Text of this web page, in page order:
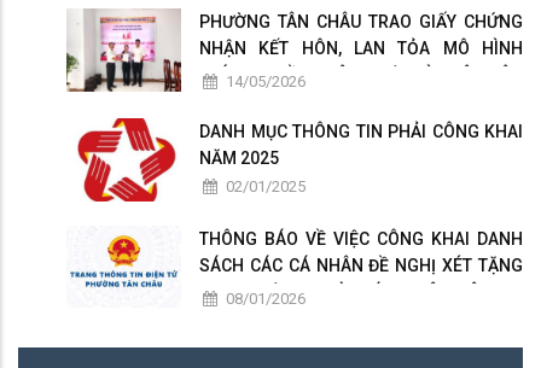
PHƯỜNG TÂN CHÂU TRAO GIẤY CHỨNG
NHẬN KẾT HÔN, LAN TỎA MÔ HÌNH
CHÍNH QUYỀN THÂN THIỆN VÌ NHÂN DÂN
14/05/2026
DANH MỤC THÔNG TIN PHẢI CÔNG KHAI
NĂM 2025
02/01/2025
THÔNG BÁO VỀ VIỆC CÔNG KHAI DANH
SÁCH CÁC CÁ NHÂN ĐỀ NGHỊ XÉT TẶNG
DANH HIỆU " NHÀ GIÁO NHÂN DÂN ", "
LẦN THỨ 17 NĂM 2026
08/01/2026